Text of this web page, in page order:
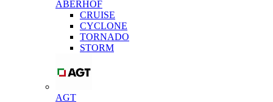
ABERHOF
CRUISE
CYCLONE
TORNADO
STORM
AGT